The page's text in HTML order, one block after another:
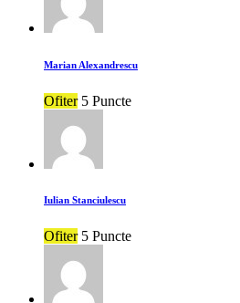
Marian Alexandrescu
Ofiter 5 Puncte
Iulian Stanciulescu
Ofiter 5 Puncte